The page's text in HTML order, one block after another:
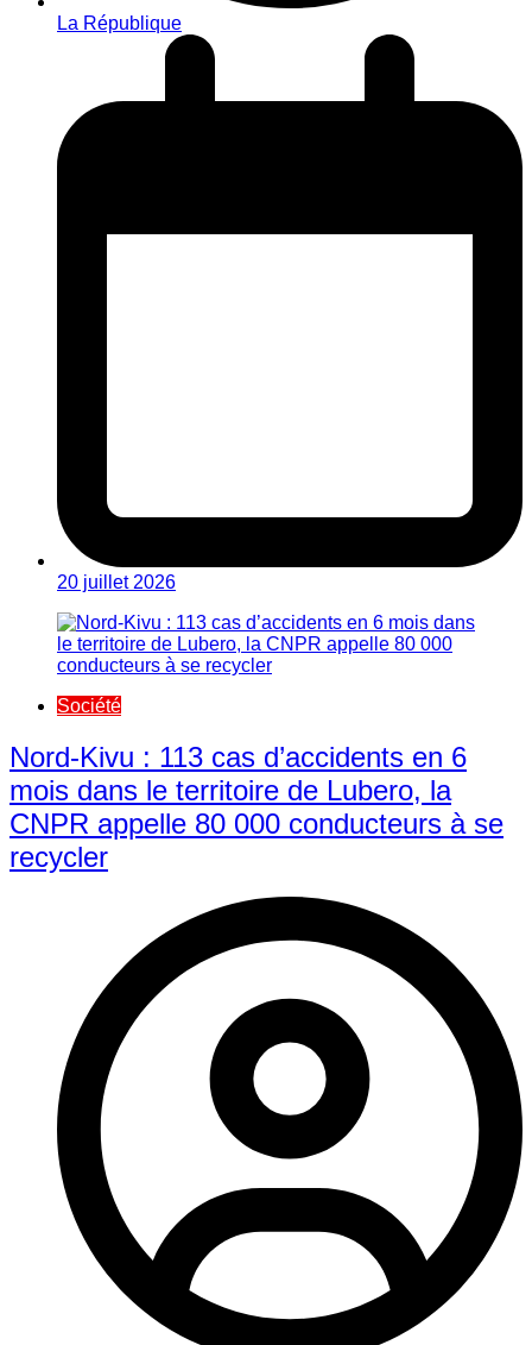
La République
20 juillet 2026
Société
Nord-Kivu : 113 cas d’accidents en 6
mois dans le territoire de Lubero, la
CNPR appelle 80 000 conducteurs à se
recycler